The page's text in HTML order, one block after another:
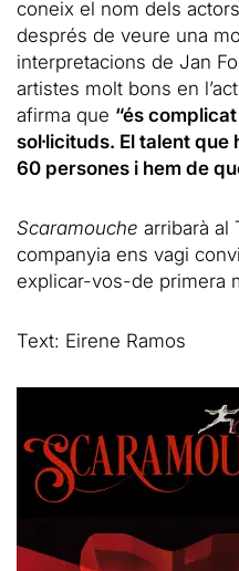
coneix el nom dels
després de veure una
interpretacions de Jan
artistes molt bons en
afirma que “és
sol·licituds. El talent que
60 persones i hem de
Scaramouche arribarà al
companyia ens vagi
explicar-vos-de primera
Text: Eirene Ramos